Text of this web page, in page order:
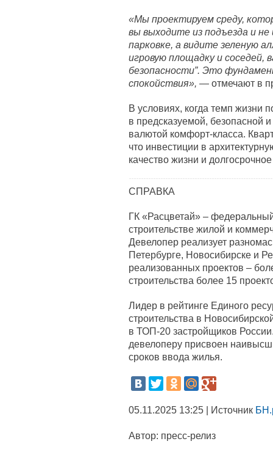
«Мы проектируем среду,
вы выходите из подъезда и
парковке, а видите зеленую
игровую площадку и соседей,
безопасности”. Это
спокойствия», — отмечают в
В условиях, когда темп жизни
в предсказуемой, безопасной
валютой комфорт-класса.
что инвестиции в
качество жизни и
СПРАВКА
ГК «Расцветай» –
строительстве жилой и
Девелопер реализует
Петербурге, Новосибирске и
реализованных проектов –
строительства более 15
Лидер в рейтинге Единого
строительства в
в ТОП-20 застройщиков
девелоперу присвоен
сроков ввода жилья.
05.11.2025 13:25 | Источник
Автор: пресс-релиз